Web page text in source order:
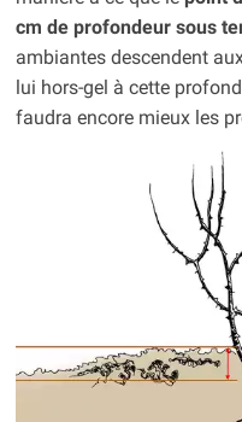
cm de profondeur sous
ambiantes descendent
lui hors-gel à cette
faudra encore mieux les